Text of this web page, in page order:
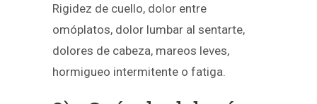
Rigidez de cuello, dolor entre
omóplatos, dolor lumbar al sentarte,
dolores de cabeza, mareos leves,
hormigueo intermitente o fatiga.